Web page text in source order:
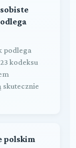
podlega
kodeksu
skutecznie
polskim